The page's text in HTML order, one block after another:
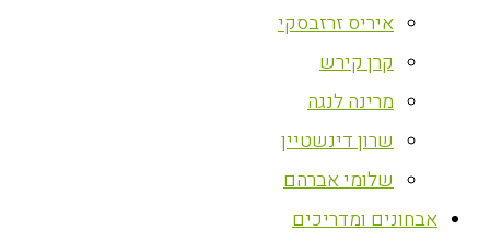
איריס זרזבסקי
קרן קירש
מרינה לנגה
שרון דינשטיין
שלומי אברהם
אבחונים ומדריכים